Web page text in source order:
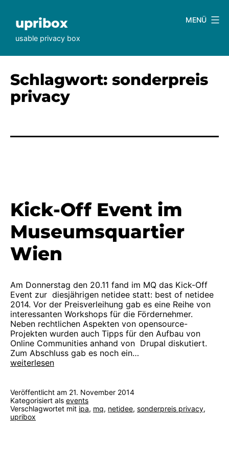
springenupribox
usable privacy box
MENÜ
Schlagwort: sonderpreis
privacy
Kick-Off Event im
Museumsquartier
Wien
Am Donnerstag den 20.11 fand im MQ das Kick-Off
Event zur diesjährigen netidee statt: best of netidee
2014. Vor der Preisverleihung gab es eine Reihe von
interessanten Workshops für die Fördernehmer.
Neben rechtlichen Aspekten von opensource-
Projekten wurden auch Tipps für den Aufbau von
Online Communities anhand von Drupal diskutiert.
Zum Abschluss gab es noch ein…
Kick-
im
Museumsquartier
Wien
weiterlesen
Veröffentlicht am 21. November 2014
Kategorisiert als events
Verschlagwortet mit ipa, mq, netidee, sonderpreis privacy,
upribox